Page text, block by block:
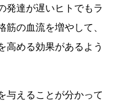
発達が遅いヒトでもラ
の血流を増やして、
高める効果があるよう
与えることが分かって